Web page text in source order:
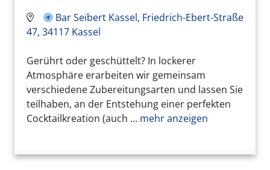
Bar Seibert Kassel, Friedrich-Ebert-Straße
47, 34117 Kassel
Gerührt oder geschüttelt? In lockerer
Atmosphäre erarbeiten wir gemeinsam
verschiedene Zubereitungsarten und lassen Sie
teilhaben, an der Entstehung einer perfekten
Cocktailkreation (auch ... mehr anzeigen